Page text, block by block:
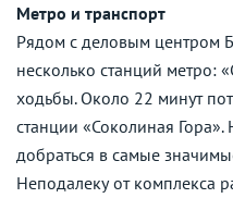
Метро и транспорт
Рядом с деловым центром
несколько станций метро:
ходьбы. Около 22 минут
станции «Соколиная
добраться в самые
Неподалеку от комплекса